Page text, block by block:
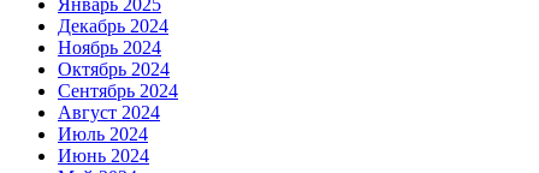
Январь 2025
Декабрь 2024
Ноябрь 2024
Октябрь 2024
Сентябрь 2024
Август 2024
Июль 2024
Июнь 2024